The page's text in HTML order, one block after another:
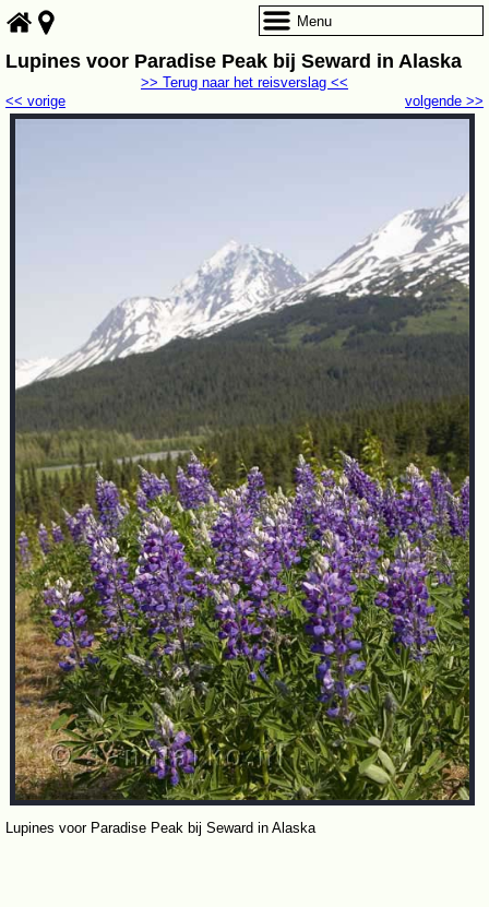
Lupines voor Paradise Peak bij Seward in Alaska
volgende >>
<< vorige
>> Terug naar het reisverslag <<
Lupines voor Paradise Peak bij Seward in Alaska
Menu